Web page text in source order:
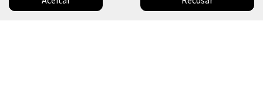
Ver Mais 1 lojas